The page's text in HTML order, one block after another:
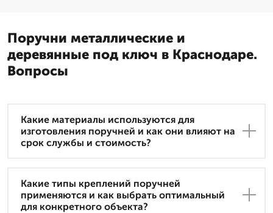
Поручни металлические и
деревянные под ключ в Краснодаре.
Вопросы
Какие материалы используются для
изготовления поручней и как они влияют на
срок службы и стоимость?
Какие типы креплений поручней
применяются и как выбрать оптимальный
для конкретного объекта?